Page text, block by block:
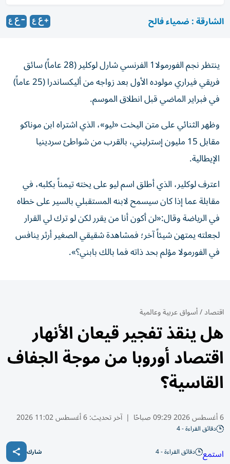
الشارقة : ضمياء فالح
ينتظر نجم الفورمولا1 الفرنسي شارل لوكلير (28 عاماً) سائق
فريقي فيراري مولوده الأول بعد زواجه من أليكساندرا (25 عاماً)
في فبراير الماضي قبل انطلاق الموسم.
وظهر الثنائي على متن اليخت «ليو»، الذي اشتراه ابن موناكو
مقابل 15 مليون إسترليني، بالقرب من شواطئ سردينيا
الإيطالية.
اعترف لوكلير، الذي أطلق اسم ليو على يخته تيمناً بكلبه، في
مقابلة عما إذا كان سيسمح لابنه المستقبلي بالسير على خطاه
في الرياضة وقال:«لن أكون أنا من يقرر لكن لو ترك لي القرار
لجعلته يمتهن شيئاً آخر؛ فمشاهدة شقيقي الصغير أرثر ينافس
في الفورمولا مؤلم بحد ذاته فما بالك بابني؟».
اقتصاد/أسواق عربية وعالمية
هل ينقذ تفجير قيعان الأنهار
اقتصاد أوروبا من موجة الجفاف
القاسية؟
6 أغسطس 2026 09:29 صباحًا | آخر تحديث:6 أغسطس 11:02 2026
دقائق القراءة - 4
استمع دقائق القراءة - 4 شارك